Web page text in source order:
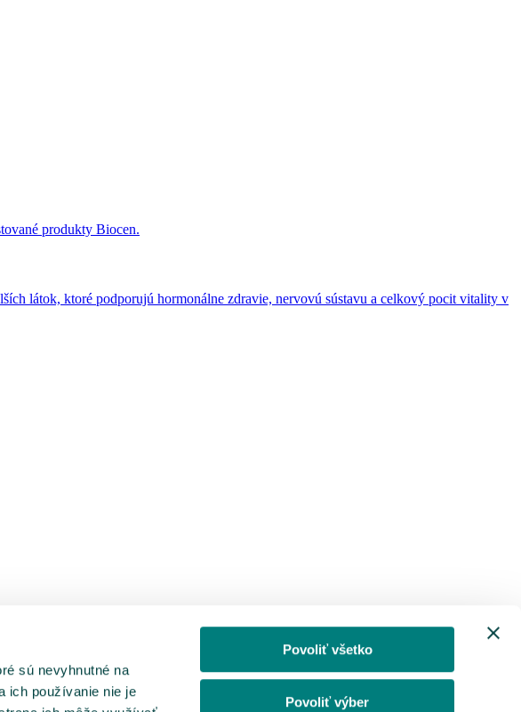
sú nevyhnutné na
ich používanie nie je
Povoliť všetko
Povoliť výber
produkty Biocen.
látok, ktoré podporujú hormonálne zdravie, nervovú sústavu a celkový pocit vitality v